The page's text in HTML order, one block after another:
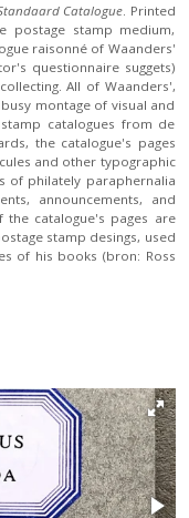
Catalogue . Printed
stamp medium,
raisonné of Waanders'
questionnaire suggets)
All of Waanders',
montage of visual and
catalogues from de
the catalogue's pages
and other typographic
of philately paraphernalia
announcements, and
the catalogue's pages are
stamp desings, used
of his books (bron: Ross